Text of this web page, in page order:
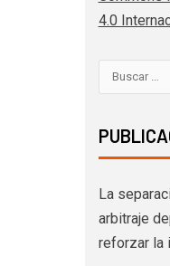
4.0
La
arbitraje
reforzar la